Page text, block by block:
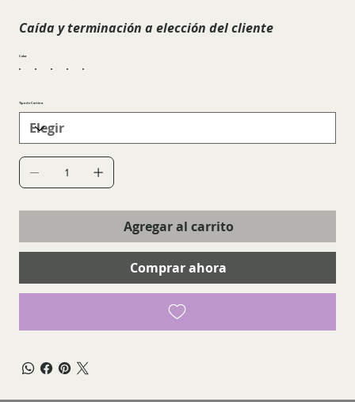
Caída y terminación a elección del cliente
Color
Tipo de Cortina
Agregar al carrito
Comprar ahora